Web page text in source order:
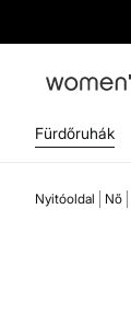
Fürdőruhák
Nyitóoldal Nő